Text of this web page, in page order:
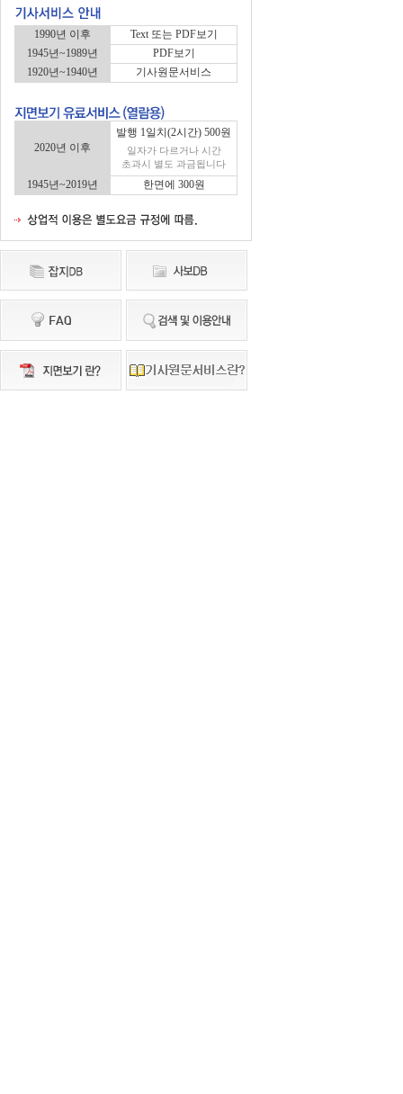
1990년 이후
Text 또는 PDF보기
1945년~1989년
PDF보기
1920년~1940년
기사원문서비스
2020년 이후
발행 1일치(2시간) 500원
일자가 다르거나 시간
초과시 별도 과금됩니다
1945년~2019년 한면에 300원